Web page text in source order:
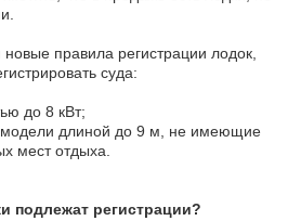
правила регистрации лодок,
суда:
до 8 кВт;
длиной до 9 м, не имеющие
мест отдыха.
подлежат регистрации?